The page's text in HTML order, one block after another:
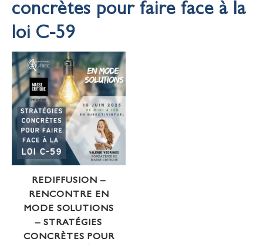
concrètes pour faire face à la
loi C-59
REDIFFUSION –
RENCONTRE EN
MODE SOLUTIONS
– STRATÉGIES
CONCRÈTES POUR